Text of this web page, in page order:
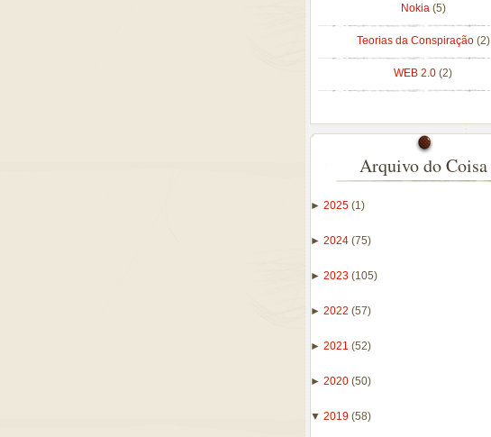
Nokia (5)
Teorias da Conspiração (2)
WEB 2.0 (2)
Arquivo do Coisa
► 2025 (1)
► 2024 (75)
► 2023 (105)
► 2022 (57)
► 2021 (52)
► 2020 (50)
▼ 2019 (58)